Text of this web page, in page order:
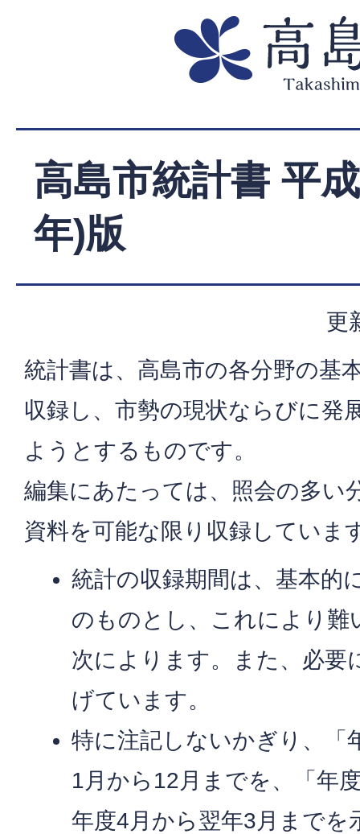
高島市統計書 平
年)版
更
統計書は、高島市の各分野の基
収録し、市勢の現状ならびに発
ようとするものです。
編集にあたっては、照会の多い
資料を可能な限り収録していま
統計の収録期間は、基本的
のものとし、これにより難
次によります。また、必要
げています。
特に注記しないかぎり、「
1月から12月までを、「年
年度4月から翌年3月までを